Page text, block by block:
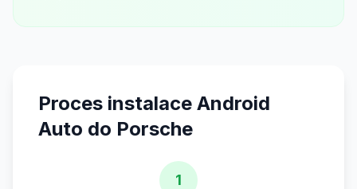
Proces instalace Android
Auto do Porsche
1